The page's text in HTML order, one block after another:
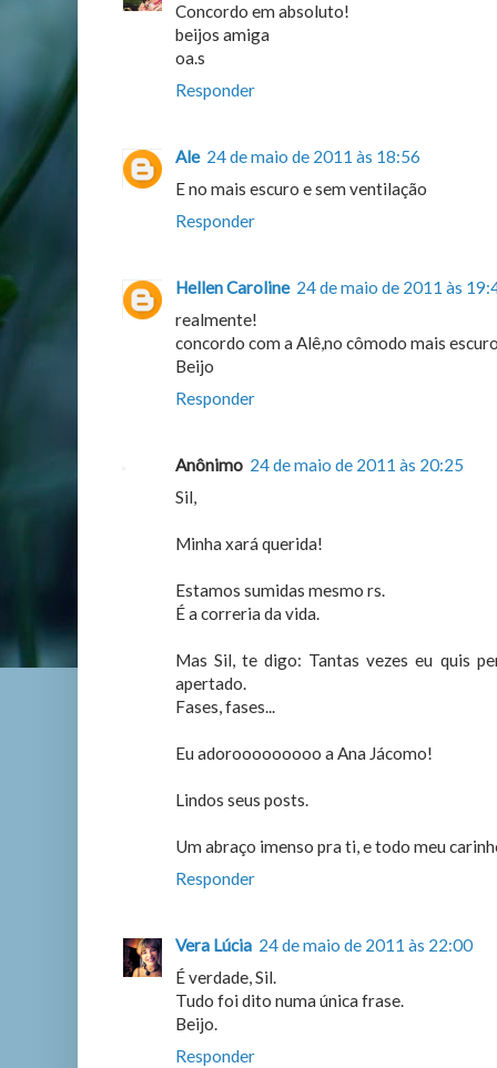
Concordo em absoluto!
beijos amiga
oa.s
Responder
Ale 24 de maio de 2011 às 18:56
E no mais escuro e sem ventilação
Responder
Hellen Caroline 24 de maio de 2011 às
realmente!
concordo com a Alê,no cômodo mais
Beijo
Responder
Anônimo 24 de maio de 2011 às 20:25
Sil,
Minha xará querida!
Estamos sumidas mesmo rs.
É a correria da vida.
Mas Sil, te digo: Tantas vezes eu quis
apertado.
Fases, fases...
Eu adorooooooooo a Ana Jácomo!
Lindos seus posts.
Um abraço imenso pra ti, e todo meu
Responder
Vera Lúcia 24 de maio de 2011 às 22:00
É verdade, Sil.
Tudo foi dito numa única frase.
Beijo.
Responder